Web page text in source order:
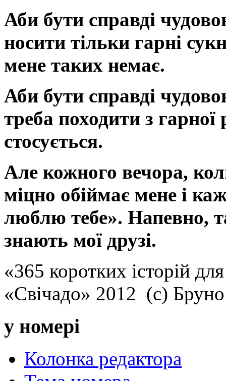
Аби бути справді
носити тільки гарні
мене таких немає.
Аби бути справді
треба походити з
стосується.
Але кожного вечора,
міцно обіймає мене і
люблю тебе». Напевно,
знають мої друзі.
«365 коротких історій
«Свічадо» 2012 (с)
у номері
Колонка редактора